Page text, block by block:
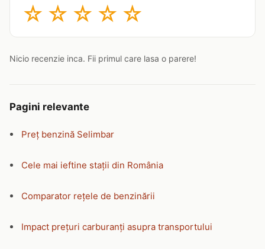
☆ ☆ ☆ ☆ ☆
Nicio recenzie inca. Fii primul care lasa o parere!
Pagini relevante
Preț benzină Selimbar
Cele mai ieftine stații din România
Comparator rețele de benzinării
Impact prețuri carburanți asupra transportului